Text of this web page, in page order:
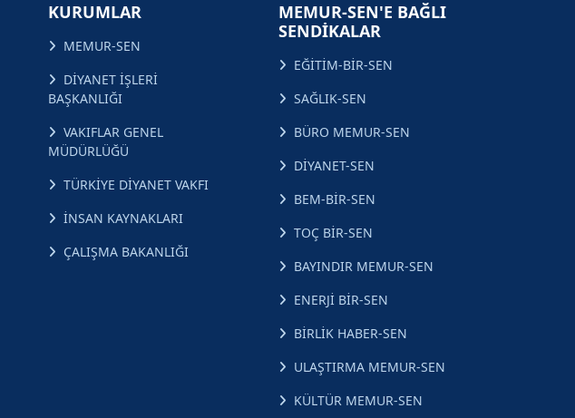
KURUMLAR
MEMUR-SEN
DİYANET İŞLERİ
BAŞKANLIĞI
VAKIFLAR GENEL
MÜDÜRLÜĞÜ
TÜRKİYE DİYANET VAKFI
İNSAN KAYNAKLARI
ÇALIŞMA BAKANLIĞI
MEMUR-SEN'E BAĞLI
SENDİKALAR
EĞİTİM-BİR-SEN
SAĞLIK-SEN
BÜRO MEMUR-SEN
DİYANET-SEN
BEM-BİR-SEN
TOÇ BİR-SEN
BAYINDIR MEMUR-SEN
ENERJİ BİR-SEN
BİRLİK HABER-SEN
ULAŞTIRMA MEMUR-SEN
KÜLTÜR MEMUR-SEN